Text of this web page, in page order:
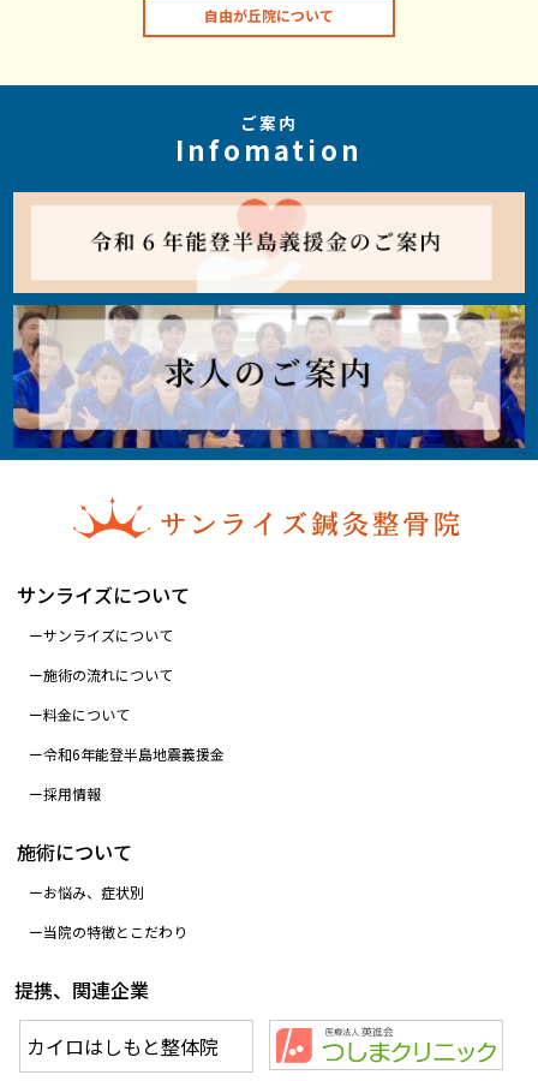
自由が丘院について
ご案内
Infomation
サンライズについて
サンライズについて
施術の流れについて
料金について
令和6年能登半島地震義援金
採用情報
施術について
お悩み、症状別
当院の特徴とこだわり
提携、関連企業
カイロはしもと整体院